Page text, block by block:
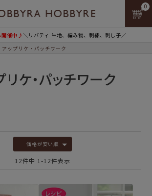
開催中♪＼リバティ 生地、編み物、刺繍、刺し子／
0
アップリケ・パッチワーク
リケ・パッチワーク
価格が安い順
12件中 1 -12件表示